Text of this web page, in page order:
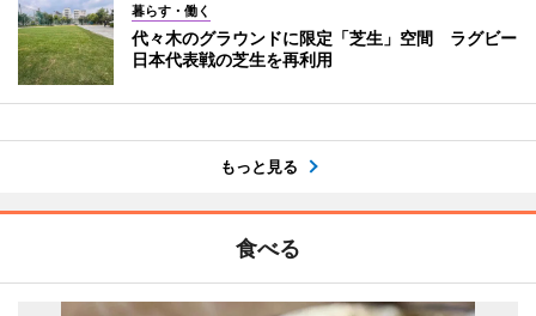
暮らす・働く
代々木のグラウンドに限定「芝生」空間 ラグビー
日本代表戦の芝生を再利用
もっと見る
食べる